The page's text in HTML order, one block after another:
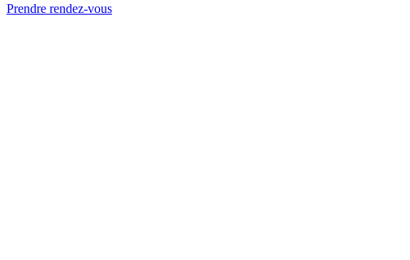
Prendre rendez-vous